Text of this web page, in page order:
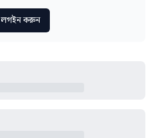
লগইন করুন